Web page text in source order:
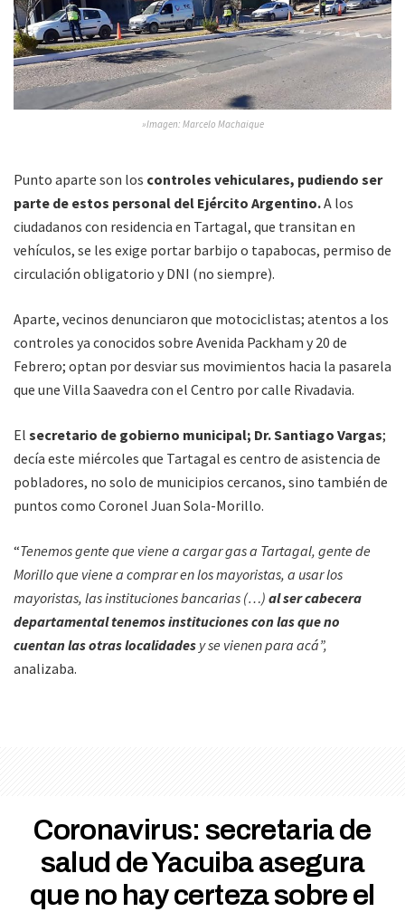
»Imagen: Marcelo Machaique
Punto aparte son los controles vehiculares, pudiendo ser
parte de estos personal del Ejército Argentino.A los
ciudadanos con residencia en Tartagal, que transitan en
vehículos, se les exige portar barbijo o tapabocas, permiso de
circulación obligatorio y DNI (no siempre).
Aparte, vecinos denunciaron que motociclistas; atentos a los
controles ya conocidos sobre Avenida Packham y 20 de
Febrero; optan por desviar sus movimientos hacia la pasarela
que une Villa Saavedra con el Centro por calle Rivadavia.
El secretario de gobierno municipal; Dr. Santiago Vargas;
decía este miércoles que Tartagal es centro de asistencia de
pobladores, no solo de municipios cercanos, sino también de
puntos como Coronel Juan Sola-Morillo.
“Tenemos gente que viene a cargar gas a Tartagal, gente de
Morillo que viene a comprar en los mayoristas, a usar los
mayoristas, las instituciones bancarias (…) al ser cabecera
departamental tenemos instituciones con las que no
cuentan las otras localidades y se vienen para acá”,
analizaba.
Coronavirus: secretaria de
salud de Yacuiba asegura
que no hay certeza sobre el